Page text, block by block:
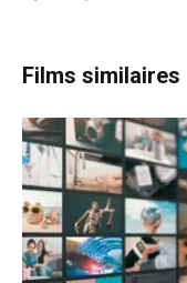
Films similaires